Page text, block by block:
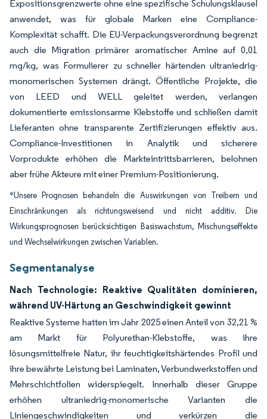
Expositionsgrenzwerte ohne eine spezifische Schulungsklausel
anwendet, was für globale Marken eine Compliance-
Komplexität schafft. Die EU-Verpackungsverordnung begrenzt
auch die Migration primärer aromatischer Amine auf 0,01
mg/kg, was Formulierer zu schneller härtenden ultraniedrig-
monomerischen Systemen drängt. Öffentliche Projekte, die
von LEED und WELL geleitet werden, verlangen
dokumentierte emissionsarme Klebstoffe und schließen damit
Lieferanten ohne transparente Zertifizierungen effektiv aus.
Compliance-Investitionen in Analytik und sicherere
Vorprodukte erhöhen die Markteintrittsbarrieren, belohnen
aber frühe Akteure mit einer Premium-Positionierung.
*Unsere Prognosen behandeln die Auswirkungen von Treibern und
Einschränkungen als richtungsweisend und nicht additiv. Die
Wirkungsprognosen berücksichtigen Basiswachstum, Mischungseffekte
und Wechselwirkungen zwischen Variablen.
Segmentanalyse
Nach Technologie: Reaktive Qualitäten dominieren,
während UV-Härtung an Geschwindigkeit gewinnt
Reaktive Systeme hatten im Jahr 2025 einen Anteil von 32,21 %
am Markt für Polyurethan-Klebstoffe, was ihre
lösungsmittelfreie Natur, ihr feuchtigkeitshärtendes Profil und
ihre bewährte Leistung bei Laminaten, Verbundwerkstoffen und
Mehrschichtfolien widerspiegelt. Innerhalb dieser Gruppe
erhöhen ultraniedrig-monomerische Varianten die
Liniengeschwindigkeiten und verkürzen die